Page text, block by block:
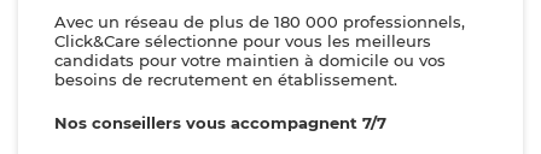
Avec un réseau de plus de 180 000 professionnels,
Click&Care sélectionne pour vous les meilleurs
candidats pour votre maintien à domicile ou vos
besoins de recrutement en établissement.
Nos conseillers vous accompagnent 7/7